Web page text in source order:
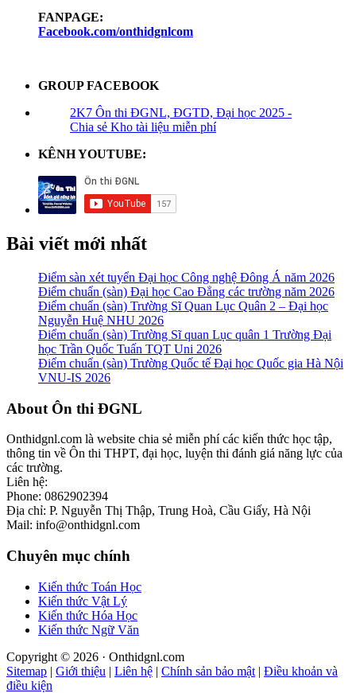
FANPAGE:
Facebook.com/onthidgnlcom
GROUP FACEBOOK
2K7 Ôn thi ĐGNL, ĐGTD, Đại học 2025 -
Chia sẻ Kho tài liệu miễn phí
KÊNH YOUTUBE:
Bài viết mới nhất
Điểm sàn xét tuyển Đại học Công nghệ Đông Á năm 2026
Điểm chuẩn (sàn) Đại học Cao Đẳng các trường năm 2026
Điểm chuẩn (sàn) Trường Sĩ Quan Lục Quân 2 – Đại học
Nguyễn Huệ NHU 2026
Điểm chuẩn (sàn) Trường Sĩ quan Lục quân 1 Trường Đại
học Trần Quốc Tuấn TQT Uni 2026
Điểm chuẩn (sàn) Trường Quốc tế Đại học Quốc gia Hà Nội
VNU-IS 2026
Footer
About Ôn thi ĐGNL
Onthidgnl.com là website chia sẻ miễn phí các kiến thức học tập,
thông tin về Ôn thi THPT, đại học, luyện thi đánh giá năng lực của
các trường.
Liên hệ:
Phone: 0862902394
Địa chỉ: P. Nguyễn Thị Thập, Trung Hoà, Cầu Giấy, Hà Nội
Mail: info@onthidgnl.com
Chuyên mục chính
Kiến thức Toán Học
Kiến thức Vật Lý
Kiến thức Hóa Học
Kiến thức Ngữ Văn
Copyright © 2026 · Onthidgnl.com
Sitemap | Giới thiệu | Liên hệ | Chính sản bảo mật | Điều khoản và
điều kiện